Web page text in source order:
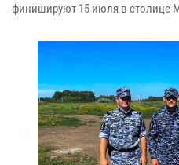
финишируют 15 июля в столице